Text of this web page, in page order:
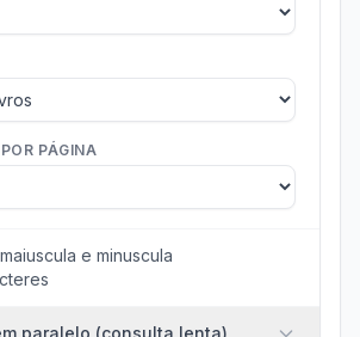
PÁGINA
e minuscula
paralelo (consulta lenta)